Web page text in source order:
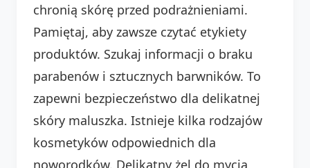
chronią skórę przed podrażnieniami.
Pamiętaj, aby zawsze czytać etykiety
produktów. Szukaj informacji o braku
parabenów i sztucznych barwników. To
zapewni bezpieczeństwo dla delikatnej
skóry maluszka. Istnieje kilka rodzajów
kosmetyków odpowiednich dla
noworodków. Delikatny żel do mycia